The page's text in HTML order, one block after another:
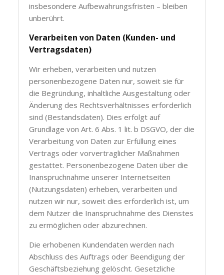
insbesondere Aufbewahrungsfristen – bleiben
unberührt.
Verarbeiten von Daten (Kunden- und
Vertragsdaten)
Wir erheben, verarbeiten und nutzen
personenbezogene Daten nur, soweit sie für
die Begründung, inhaltliche Ausgestaltung oder
Änderung des Rechtsverhältnisses erforderlich
sind (Bestandsdaten). Dies erfolgt auf
Grundlage von Art. 6 Abs. 1 lit. b DSGVO, der die
Verarbeitung von Daten zur Erfüllung eines
Vertrags oder vorvertraglicher Maßnahmen
gestattet. Personenbezogene Daten über die
Inanspruchnahme unserer Internetseiten
(Nutzungsdaten) erheben, verarbeiten und
nutzen wir nur, soweit dies erforderlich ist, um
dem Nutzer die Inanspruchnahme des Dienstes
zu ermöglichen oder abzurechnen.
Die erhobenen Kundendaten werden nach
Abschluss des Auftrags oder Beendigung der
Geschäftsbeziehung gelöscht. Gesetzliche